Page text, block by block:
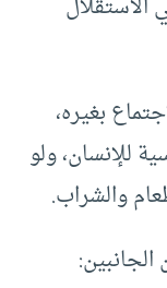
بغيره،
للإنسان، ولو
والشراب.